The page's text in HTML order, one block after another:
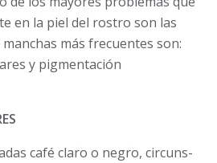
en la piel del rostro son las
más frecuentes son:
y pigmentación
café claro o negro, circuns­